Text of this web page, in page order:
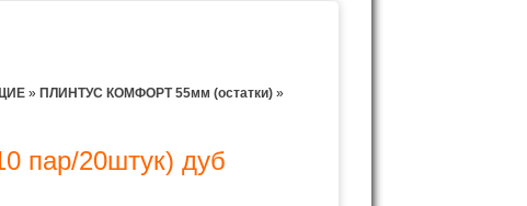
» ПЛИНТУС КОМФОРТ 55мм (остатки) »
пар/20штук) дуб